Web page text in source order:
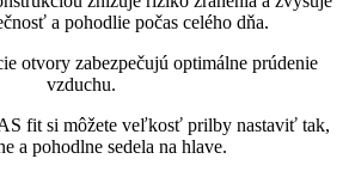
a pohodlie počas celého dňa.
otvory zabezpečujú optimálne prúdenie
vzduchu.
fit si môžete veľkosť prilby nastaviť tak,
a pohodlne sedela na hlave.